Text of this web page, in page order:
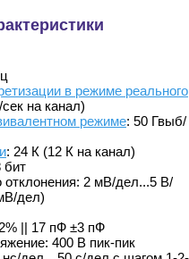
в режиме реального
на канал)
режиме: 50 Гвыб/
: 24 К (12 К на канал)
бит
отклонения: 2 мВ/дел...5 В/
дел)
|| 17 пФ ±3 пФ
400 В пик-пик